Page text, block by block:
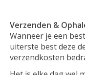
Verzenden &
Wanneer je een
uiterste best deze
verzendkosten